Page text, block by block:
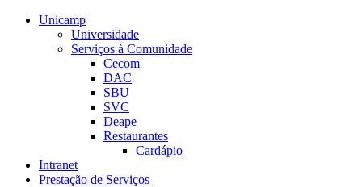
Conteúdo principal
Unicamp
Universidade
Serviços à Comunidade
Cecom
DAC
SBU
SVC
Deape
Restaurantes
Cardápio
Intranet
Prestação de Serviços